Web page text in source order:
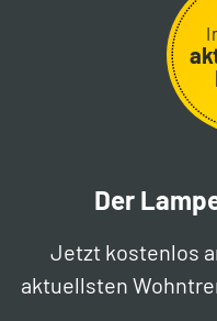
Der
Jetzt kostenlos
aktuellsten